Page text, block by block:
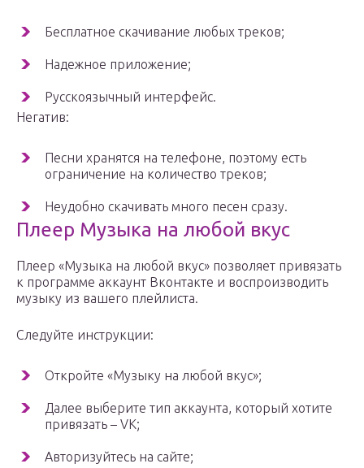
Бесплатное скачивание любых треков;
Надежное приложение;
Русскоязычный интерфейс.
Негатив:
Песни хранятся на телефоне, поэтому есть
ограничение на количество треков;
Неудобно скачивать много песен сразу.
Плеер Музыка на любой вкус
Плеер «Музыка на любой вкус» позволяет привязать
к программе аккаунт Вконтакте и воспроизводить
музыку из вашего плейлиста.
Следуйте инструкции:
Откройте «Музыку на любой вкус»;
Далее выберите тип аккаунта, который хотите
привязать – VK;
Авторизуйтесь на сайте;